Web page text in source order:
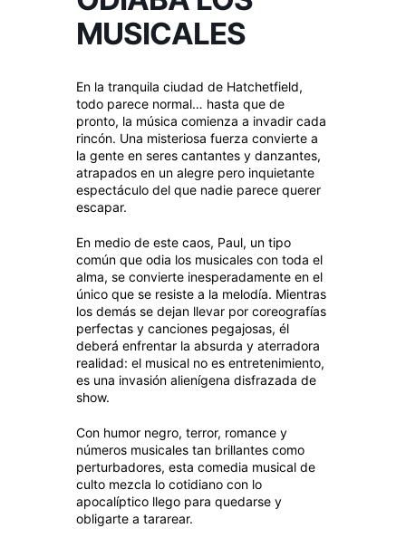
MUSICALES
En la tranquila ciudad de Hatchetfield,
todo parece normal… hasta que de
pronto, la música comienza a invadir cada
rincón. Una misteriosa fuerza convierte a
la gente en seres cantantes y danzantes,
atrapados en un alegre pero inquietante
espectáculo del que nadie parece querer
escapar.
En medio de este caos, Paul, un tipo
común que odia los musicales con toda el
alma, se convierte inesperadamente en el
único que se resiste a la melodía. Mientras
los demás se dejan llevar por coreografías
perfectas y canciones pegajosas, él
deberá enfrentar la absurda y aterradora
realidad: el musical no es entretenimiento,
es una invasión alienígena disfrazada de
show.
Con humor negro, terror, romance y
números musicales tan brillantes como
perturbadores, esta comedia musical de
culto mezcla lo cotidiano con lo
apocalíptico llego para quedarse y
obligarte a tararear.